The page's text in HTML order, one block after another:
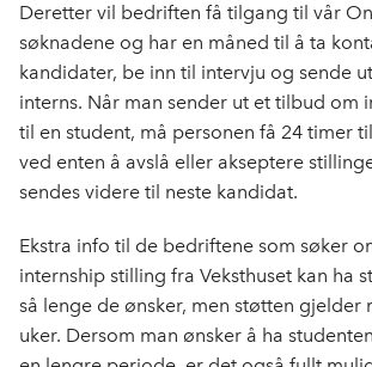
Deretter vil bedriften få tilgang til vår
søknadene og har en måned til å ta
kandidater, be inn til intervju og sende
interns. Når man sender ut et tilbud om
til en student, må personen få 24 timer
ved enten å avslå eller akseptere
sendes videre til neste kandidat.
Ekstra info til de bedriftene som søker
internship stilling fra Veksthuset kan ha
så lenge de ønsker, men støtten gjelder
uker. Dersom man ønsker å ha